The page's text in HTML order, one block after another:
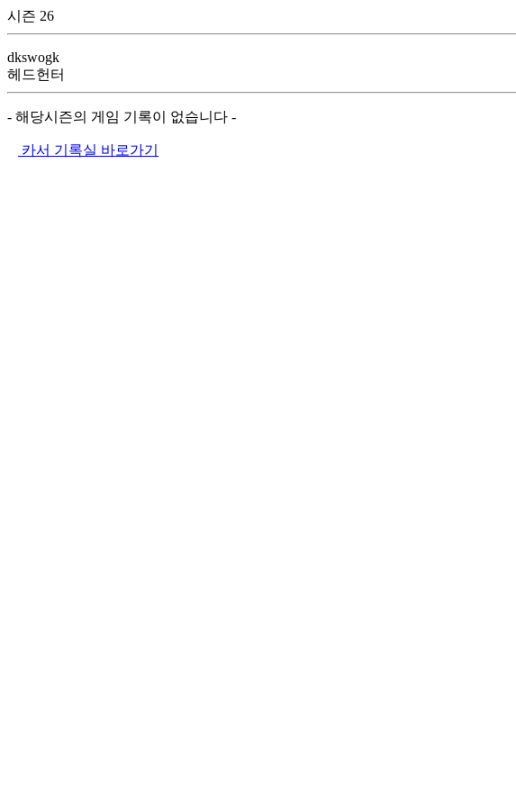
시즌 26
dkswogk
헤드헌터
- 해당시즌의 게임 기록이 없습니다 -
카서 기록실 바로가기